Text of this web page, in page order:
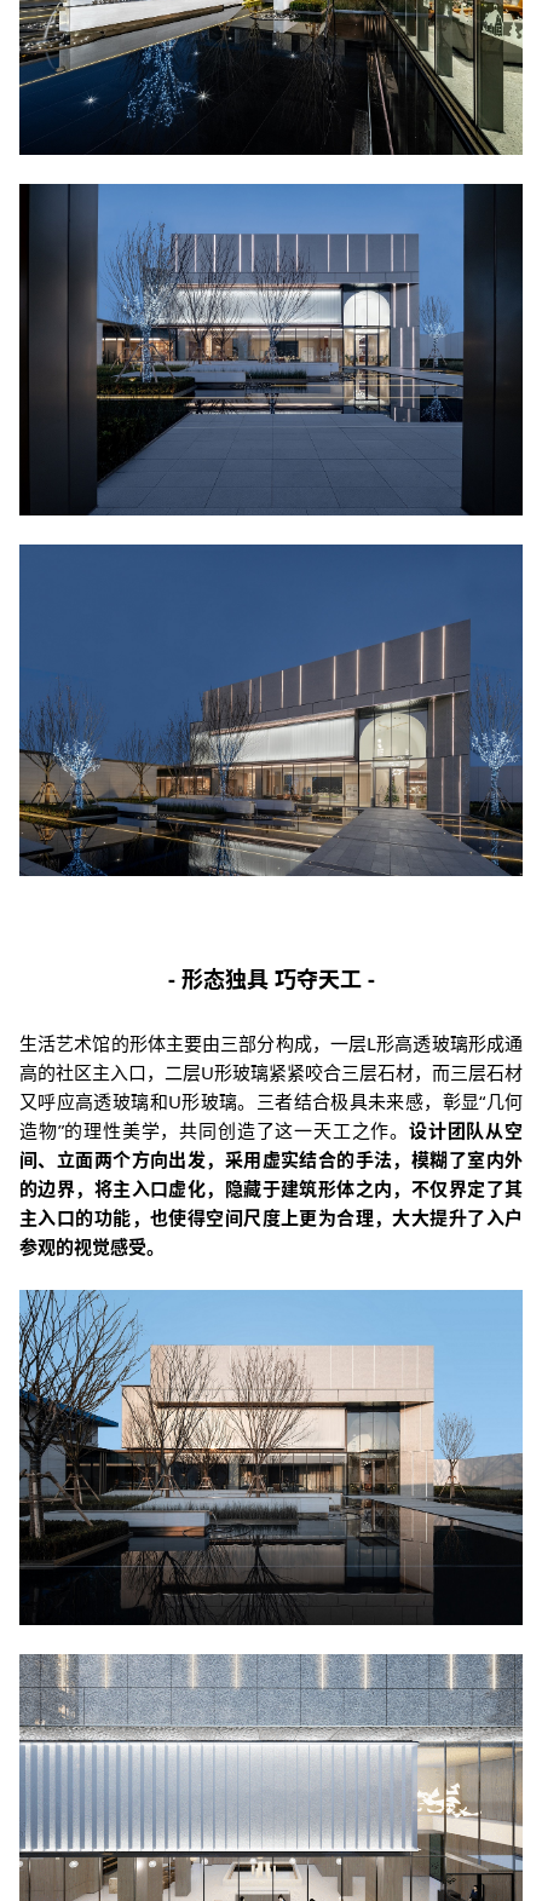
- 形态独具 巧夺天工 -
生活艺术馆的形体主要由三部分构成，一层L形高透玻璃形成通
高的社区主入口，二层U形玻璃紧紧咬合三层石材，而三层石材
又呼应高透玻璃和U形玻璃。三者结合极具未来感，彰显“几何
造物”的理性美学，共同创造了这一天工之作。 设计团队从空
间、立面两个方向出发，采用虚实结合的手法，模糊了室内外
的边界，将主入口虚化，隐藏于建筑形体之内，不仅界定了其
主入口的功能，也使得空间尺度上更为合理，大大提升了入户
参观的视觉感受。